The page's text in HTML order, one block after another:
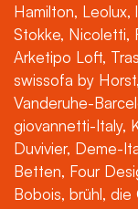
Hamilton, Leolux,
Stokke, Nicoletti,
Arketipo Loft,
swissofa by
Vanderuhe-
giovannetti-Italy,
Duvivier, Deme-
Betten, Four
Bobois, brühl,